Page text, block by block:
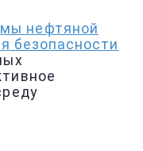
нефтяной
безопасности